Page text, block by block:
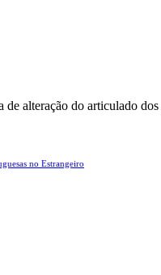
de alteração do articulado
no Estrangeiro